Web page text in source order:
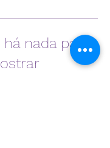
nada para